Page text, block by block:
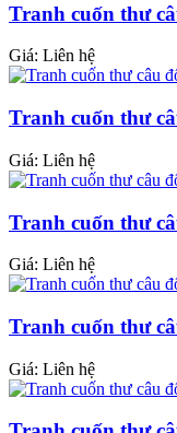
Tranh cuốn thư
Giá: Liên hệ
Tranh cuốn thư
Giá: Liên hệ
Tranh cuốn thư
Giá: Liên hệ
Tranh cuốn thư
Giá: Liên hệ